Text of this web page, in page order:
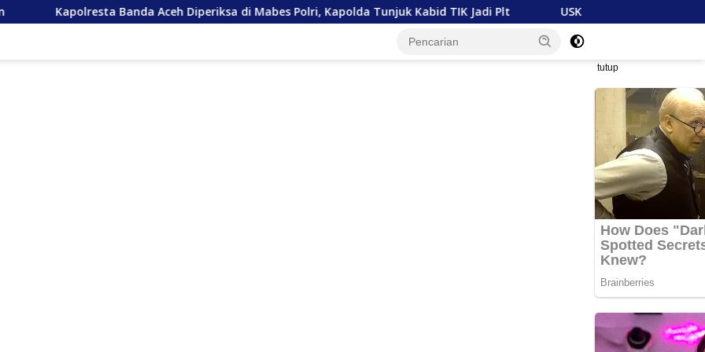
Banda Aceh Diperiksa di Mabes Polri, Kapolda Tunjuk Kabid TIK Jadi Plt USK dan Mubadala Energy Jajaki Kerja
tutup